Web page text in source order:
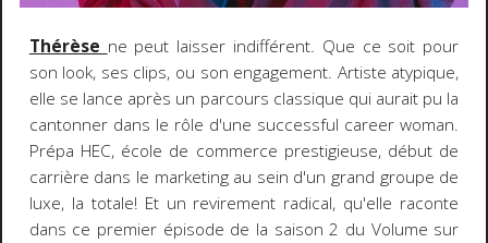
Thérèse ne peut laisser indifférent. Que ce soit pour
son look, ses clips, ou son engagement. Artiste atypique,
elle se lance après un parcours classique qui aurait pu la
cantonner dans le rôle d'une successful career woman.
Prépa HEC, école de commerce prestigieuse, début de
carrière dans le marketing au sein d'un grand groupe de
luxe, la totale! Et un revirement radical, qu'elle raconte
dans ce premier épisode de la saison 2 du Volume sur